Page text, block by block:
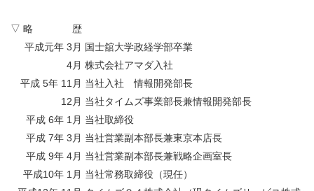
▽ 略 歴
平成元年 3月 国士舘大学政経学部卒業
4月 株式会社アマダ入社
平成 5年 11月 当社入社 情報開発部長
12月 当社タイムズ事業部長兼情報開発部長
平成 6年 1月 当社取締役
平成 7年 3月 当社営業副本部長兼東京本店長
平成 9年 4月 当社営業副本部長兼戦略企画室長
平成10年 1月 当社常務取締役（現任）